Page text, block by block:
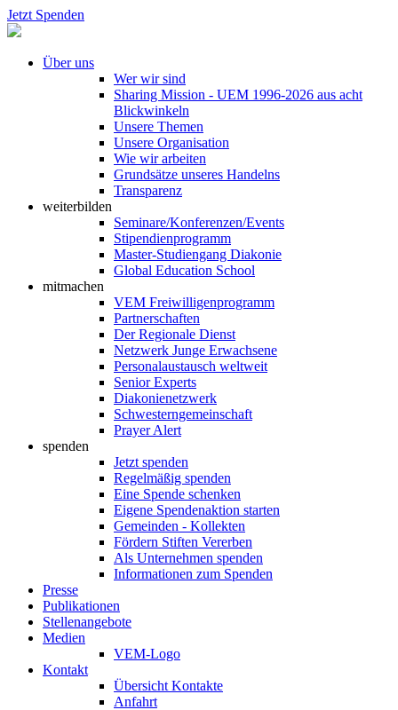
Jetzt Spenden
Über uns
Wer wir sind
Sharing Mission - UEM 1996-2026 aus acht
Blickwinkeln
Unsere Themen
Unsere Organisation
Wie wir arbeiten
Grundsätze unseres Handelns
Transparenz
weiterbilden
Seminare/Konferenzen/Events
Stipendienprogramm
Master-Studiengang Diakonie
Global Education School
mitmachen
VEM Freiwilligenprogramm
Partnerschaften
Der Regionale Dienst
Netzwerk Junge Erwachsene
Personalaustausch weltweit
Senior Experts
Diakonienetzwerk
Schwesterngemeinschaft
Prayer Alert
spenden
Jetzt spenden
Regelmäßig spenden
Eine Spende schenken
Eigene Spendenaktion starten
Gemeinden - Kollekten
Fördern Stiften Vererben
Als Unternehmen spenden
Informationen zum Spenden
Presse
Publikationen
Stellenangebote
Medien
VEM-Logo
Kontakt
Übersicht Kontakte
Anfahrt